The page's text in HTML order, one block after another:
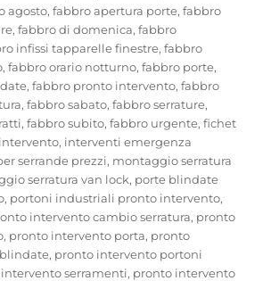
agosto,fabbro apertura porte,fabbro
,fabbro di domenica,fabbro
infissi tapparelle finestre,fabbro
,fabbro orario notturno,fabbro porte,
,fabbro pronto intervento,fabbro
,fabbro sabato,fabbro serrature,
,fabbro subito,fabbro urgente,fichet
, interventi emergenza
serrande prezzi, montaggio serratura
serratura van lock, porte blindate
, portoni industriali pronto intervento,
intervento cambio serratura, pronto
, pronto intervento porta, pronto
, pronto intervento portoni
serramenti, pronto intervento